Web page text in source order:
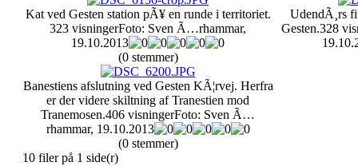
Kat ved Gesten station pÃ¥ en runde i territoriet.
323 visningerFoto: Sven Ã…rhammar,
19.10.2013
(0 stemmer)
UdendÃ¸rs
Gesten.328
Banestiens afslutning ved Gesten KÃ¦rvej. Herfra
er der videre skiltning af Tranestien mod
Tranemosen.406 visningerFoto: Sven Ã…
rhammar, 19.10.2013
(0 stemmer)
10 filer på 1 side(r)